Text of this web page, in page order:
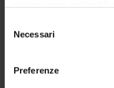
modificare o revocare il
momento dalla
Necessari
Preferenze
Modulo: METODOLOGIA
Il Corso si propone di far
guidare il paziente